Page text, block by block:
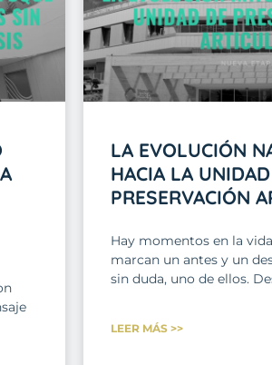
LA EVOLUCIÓN
HACIA LA
PRESERVACIÓN
Hay momentos en la
marcan un antes y un
sin duda, uno de ellos.
LEER MÁS >>